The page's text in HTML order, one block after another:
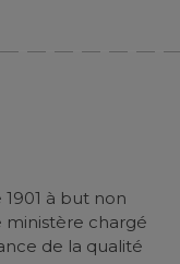
de PM10
à but non
ministère chargé
de la qualité